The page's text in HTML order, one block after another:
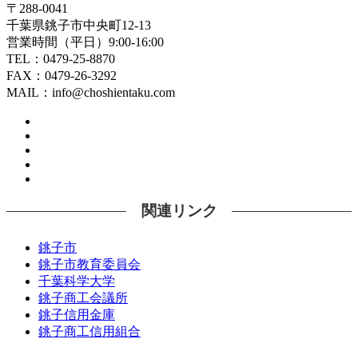
〒288-0041
千葉県銚子市中央町12-13
営業時間（平日）9:00-16:00
TEL：0479-25-8870
FAX：0479-26-3292
MAIL：info@choshientaku.com
関連リンク
銚子市
銚子市教育委員会
千葉科学大学
銚子商工会議所
銚子信用金庫
銚子商工信用組合